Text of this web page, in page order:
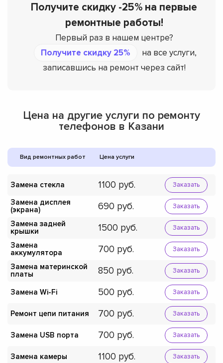
Получите скидку -25% на первые
ремонтные работы!
Первый раз в нашем центре?
Получите скидку 25%
на все услуги,
записавшись на ремонт через сайт!
Цена на другие услуги по ремонту
телефонов в Казани
Вид ремонтных работ Цена услуги
Замена стекла 1100 Заказать
Замена дисплея
(экрана)
690 Заказать
Замена задней
крышки
1500 Заказать
Замена
аккумулятора
700 Заказать
Замена материнской
платы
850 Заказать
Замена Wi-Fi 500 Заказать
Ремонт цепи питания 700 Заказать
Замена USB порта 700 Заказать
Замена камеры 1100 Заказать